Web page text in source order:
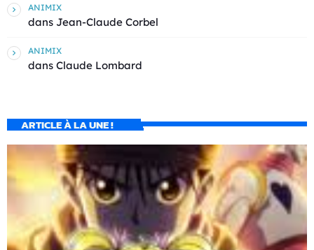
ANIMIX
dans Jean-Claude Corbel
ANIMIX
dans Claude Lombard
ARTICLE À LA UNE !